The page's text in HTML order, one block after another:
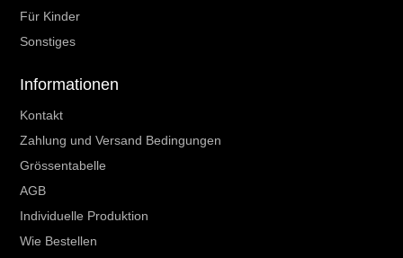
Für Kinder
Sonstiges
Informationen
Kontakt
Zahlung und Versand Bedingungen
Grössentabelle
AGB
Individuelle Produktion
Wie Bestellen